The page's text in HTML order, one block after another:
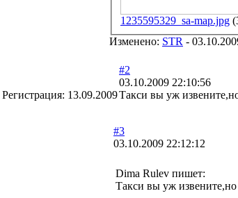
1235595329_sa-map.jpg
Изменено: STR -
Регистрация: 13.09.2009
#2
03.10.2009 22:10:56
Такси вы уж
#3
03.10.2009 22:12:12
Dima Rulev пишет:
Такси вы уж